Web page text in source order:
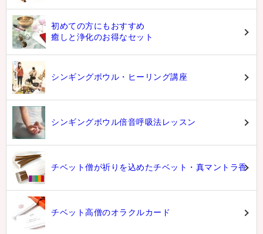
初めての方にもおすすめ
癒しと浄化のお得なセット
シンギングボウル・ヒーリング講座
シンギングボウル倍音呼吸法レッスン
チベット僧が祈りを込めたチベット・真マントラ香
チベット高僧のオラクルカード